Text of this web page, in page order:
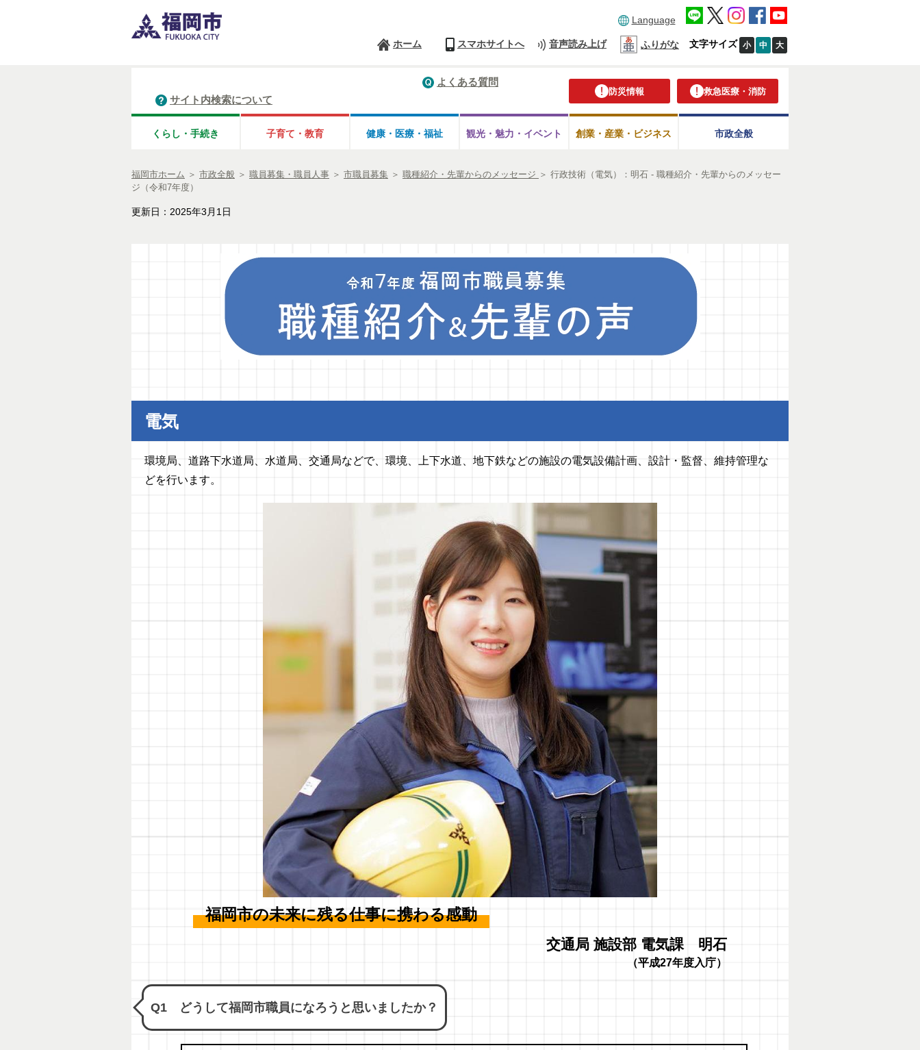
Language
ホーム スマホサイトへ 音声読み上げ ふりがな 文字サイズ 小 中 大
防災情報 救急医療・消防
よくある質問
サイト内検索について
くらし・手続き 子育て・教育 健康・医療・ 福祉 観光・魅力・ イベント 創業・産業・ビジネス 市政全般
福岡市ホーム ＞ 市政全般 ＞ 職員募集・職員人事 ＞ 市職員募集 ＞ 職種紹介・先輩からのメッセージ ＞ 行政技術（電気）：明石 - 職種紹介・先輩からのメッセー
ジ（令和7年度）
更新日：2025年3月1日
電気
環境局、道路下水道局、水道局、交通局などで、環境、上下水道、地下鉄などの施設の電気設備計画、設計・監督、維持管理な
どを行います。
福岡市の未来に残る仕事に携わる感動
交通局 施設部 電気課 明石
（平成27年度入庁）
Q1 どうして福岡市職員になろうと思いましたか？